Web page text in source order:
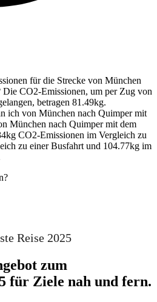
für die Strecke von München
Die CO2-Emissionen, um per Zug von
betragen 81.49kg.
ich von München nach Quimper mit
München nach Quimper mit dem
CO2-Emissionen im Vergleich zu
zu einer Busfahrt und 104.77kg im
Reise 2025
zum
für Ziele nah und fern.